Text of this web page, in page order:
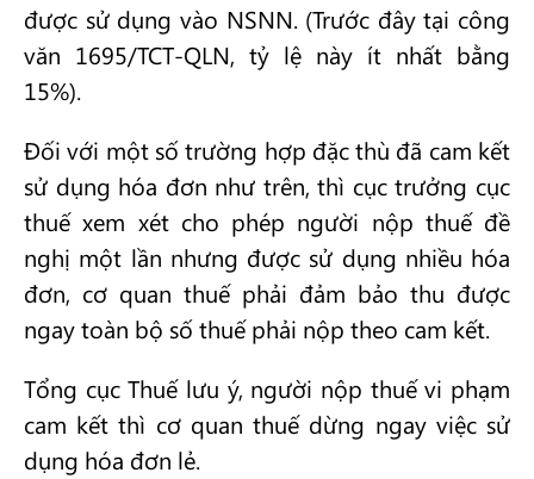
được sử dụng vào NSNN. (Trước đây tại công
văn 1695/TCT-QLN, tỷ lệ này ít nhất bằng
15%).
Đối với một số trường hợp đặc thù đã cam kết
sử dụng hóa đơn như trên, thì cục trưởng cục
thuế xem xét cho phép người nộp thuế đề
nghị một lần nhưng được sử dụng nhiều hóa
đơn, cơ quan thuế phải đảm bảo thu được
ngay toàn bộ số thuế phải nộp theo cam kết.
Tổng cục Thuế lưu ý, người nộp thuế vi phạm
cam kết thì cơ quan thuế dừng ngay việc sử
dụng hóa đơn lẻ.